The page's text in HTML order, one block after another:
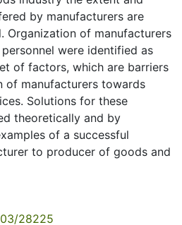
by manufacturers are
Organization of manufacturers
were identified as
of factors, which are barriers
of manufacturers towards
Solutions for these
theoretically and by
of a successful
to producer of goods and
28225